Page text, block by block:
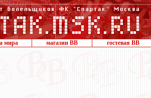
мира магазин ВВ гостевая ВВ